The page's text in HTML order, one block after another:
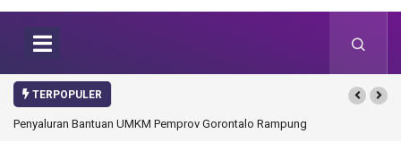
TERPOPULER
Penyaluran Bantuan UMKM Pemprov Gorontalo Rampung